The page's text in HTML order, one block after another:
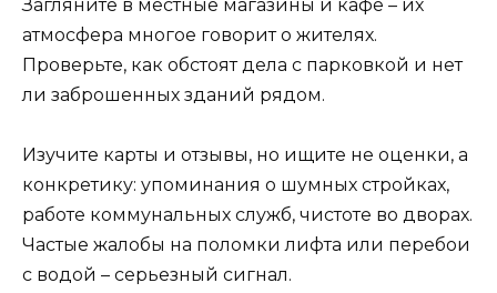
Загляните в местные магазины и кафе – их
атмосфера многое говорит о жителях.
Проверьте, как обстоят дела с парковкой и нет
ли заброшенных зданий рядом.
Изучите карты и отзывы, но ищите не оценки, а
конкретику: упоминания о шумных стройках,
работе коммунальных служб, чистоте во дворах.
Частые жалобы на поломки лифта или перебои
с водой – серьезный сигнал.